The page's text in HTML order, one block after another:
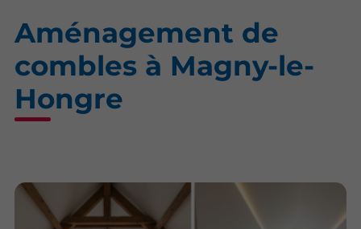
Aménagement de
combles à Magny-le-
Hongre